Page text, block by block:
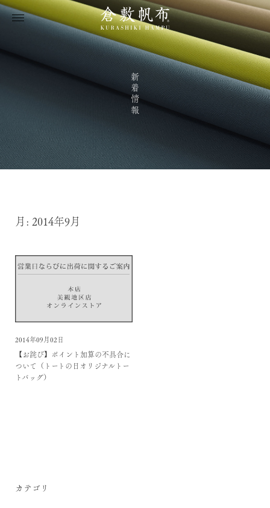
新着情報
月: 2014年9月
2014年09月02日
【お詫び】ポイント加算の不具合に
ついて（トートの日オリジナルトー
トバッグ）
カテゴリ